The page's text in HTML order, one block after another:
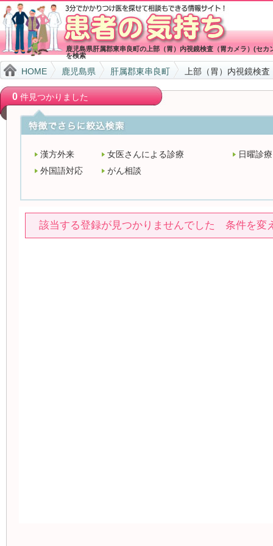
鹿児島県肝属郡東串良町の上部（胃）内視鏡検査（胃カメラ）(セ
を検索
HOME 鹿児島県 肝属郡東串良町 上部（胃）内視鏡検
0件見つかりました
漢方外来 女医さんによる診療
日曜診療
外国語対応
がん相談
該当する登録が見つかりませんでした 条件を